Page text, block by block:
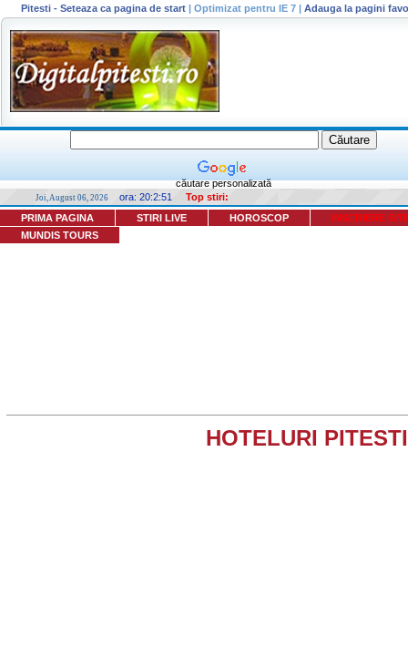
Pitesti - Seteaza ca pagina de start | Optimizat pentru IE 7 | Adauga la pagini
căutare personalizată
Joi, August 06, 2026 ora: 20:2:51
Top stiri:
PRIMA PAGINA
STIRI LIVE HOROSCOP
INSCRIERE
MUNDIS TOURS
HOTELURI PITESTI